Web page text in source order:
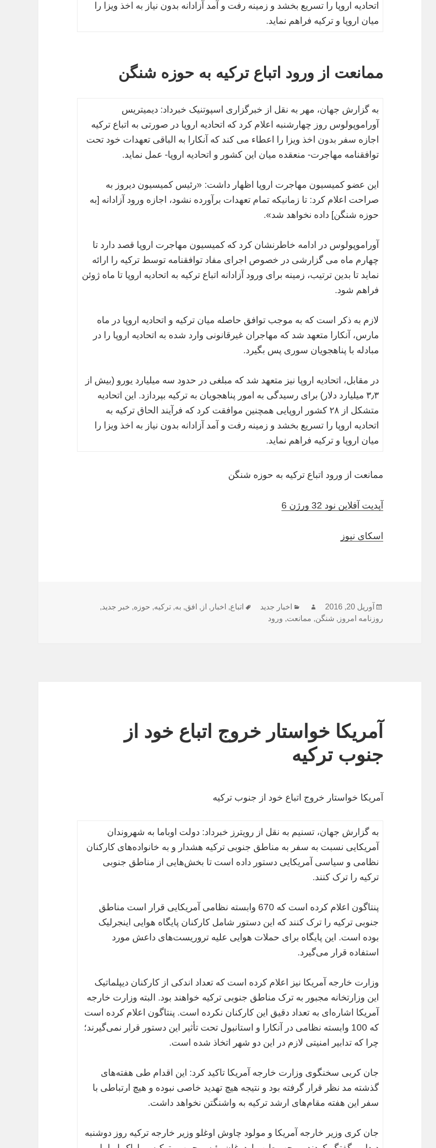
اتحادیه اروپا را تسریع بخشد و زمینه رفت و آمد آزادانه بدون نیاز به اخذ ویزا را
میان اروپا و ترکیه فراهم نماید.
ممانعت از ورود اتباع ترکیه به حوزه شنگن
به گزارش جهان، مهر به نقل از خبرگزاری اسپوتنیک خبرداد: دیمیتریس
آوراموپولوس روز چهارشنبه اعلام کرد که اتحادیه اروپا در صورتی به اتباع ترکیه
اجازه سفر بدون اخذ ویزا را اعطاء می کند که آنکارا به الباقی تعهدات خود تحت
توافقنامه مهاجرت- منعقده میان این کشور و اتحادیه اروپا- عمل نماید.
این عضو کمیسیون مهاجرت اروپا اظهار داشت: «رئیس کمیسیون دیروز به
صراحت اعلام کرد: تا زمانیکه تمام تعهدات برآورده نشود،‌ اجازه ورود آزادانه [به
حوزه شنگن] داده نخواهد شد».
آوراموپولوس در ادامه خاطرنشان کرد که کمیسیون مهاجرت اروپا قصد دارد تا
چهارم ماه می گزارشی در خصوص اجرای مفاد توافقنامه توسط ترکیه را ارائه
نماید تا بدین ترتیب، زمینه برای ورود آزادانه اتباع ترکیه به اتحادیه اروپا تا ماه ژوئن
فراهم شود.
لازم به ذکر است که به موجب توافق حاصله میان ترکیه و اتحادیه اروپا در ماه
مارس،‌ آنکارا متعهد شد که مهاجران غیرقانونی وارد شده به اتحادیه اروپا را در
مبادله با پناهجویان سوری پس بگیرد.
در مقابل، اتحادیه اروپا نیز متعهد شد که مبلغی در حدود سه میلیارد یورو (بیش از
۳٫۳ میلیارد دلار) برای رسیدگی به امور پناهجویان به ترکیه بپردازد. این اتحادیه
متشکل از ۲۸ کشور اروپایی همچنین موافقت کرد که فرآیند الحاق ترکیه به
اتحادیه اروپا را تسریع بخشد و زمینه رفت و آمد آزادانه بدون نیاز به اخذ ویزا را
میان اروپا و ترکیه فراهم نماید.
ممانعت از ورود اتباع ترکیه به حوزه شنگن
آپدیت آفلاین نود 32 ورژن 6
اسکای نیوز
ارسال
شده
آوریل 20, 2016 نویسندهدسته‌ها
اخبار جدید برچسب‌ها
اتباع, اخبار , از , افق, به,ترکیه, حوزه, خبر جدید,
روزنامه امروز , شنگن, ممانعت, ورود
آمریکا خواستار خروج اتباع خود از
جنوب ترکیه
آمریکا خواستار خروج اتباع خود از جنوب ترکیه
به گزارش جهان، تسنیم به نقل از رویترز خبرداد: دولت اوباما به شهروندان
آمریکایی نسبت به سفر به مناطق جنوبی ترکیه هشدار و به خانواده‌های کارکنان
نظامی و سیاسی آمریکایی دستور داده است تا بخش‌هایی از مناطق جنوبی
ترکیه را ترک کنند.
پنتاگون اعلام کرده است که 670 وابسته نظامی آمریکایی قرار است مناطق
جنوبی ترکیه را ترک کنند که این دستور شامل کارکنان پایگاه هوایی اینجرلیک
بوده است. این پایگاه برای حملات هوایی علیه تروریست‌های داعش مورد
استفاده قرار می‌گیرد.
وزارت خارجه آمریکا نیز اعلام کرده است که تعداد اندکی از کارکنان دیپلماتیک
این وزارتخانه مجبور به ترک مناطق جنوبی ترکیه خواهند بود. البته وزارت خارجه
آمریکا اشاره‌ای به تعداد دقیق این کارکنان نکرده است. پنتاگون اعلام کرده است
که 100 وابسته نظامی در آنکارا و استانبول تحت تأثیر این دستور قرار نمی‌گیرند؛
چرا که تدابیر امنیتی لازم در این دو شهر اتخاذ شده است.
جان کربی سخنگوی وزارت خارجه آمریکا تاکید کرد: این اقدام طی هفته‌های
گذشته مد نظر قرار گرفته بود و نتیجه هیچ تهدید خاصی نبوده و هیچ ارتباطی با
سفر این هفته مقام‌های ارشد ترکیه به واشنگتن نخواهد داشت.
جان کری وزیر خارجه آمریکا و مولود چاوش اوغلو وزیر خارجه ترکیه روز دوشنبه